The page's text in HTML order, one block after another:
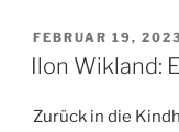
VERÖFFENTLICHT
AM
FEBRUAR 19, 2023
Ilon Wikland:
Zurück in die